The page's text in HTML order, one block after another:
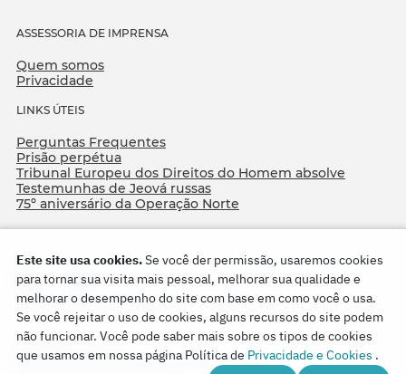
ASSESSORIA DE IMPRENSA
Quem somos
Privacidade
LINKS ÚTEIS
Perguntas Frequentes
Prisão perpétua
Tribunal Europeu dos Direitos do Homem absolve
Testemunhas de Jeová russas
75º aniversário da Operação Norte
Watch Tower Bible and Tract Society of Korea.
Este site usa cookies.Se você der permissão, usaremos cookies
para tornar sua visita mais pessoal, melhorar sua qualidade e
melhorar o desempenho do site com base em como você o usa.
Se você rejeitar o uso de cookies, alguns recursos do site podem
não funcionar. Você pode saber mais sobre os tipos de cookies
que usamos em nossa página Política de Privacidade e Cookies .